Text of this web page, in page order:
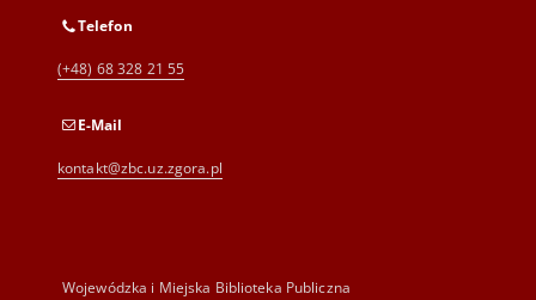
Telefon
(+48) 68 328 21 55
E-Mail
kontakt@zbc.uz.zgora.pl
Wojewódzka i Miejska Biblioteka Publiczna